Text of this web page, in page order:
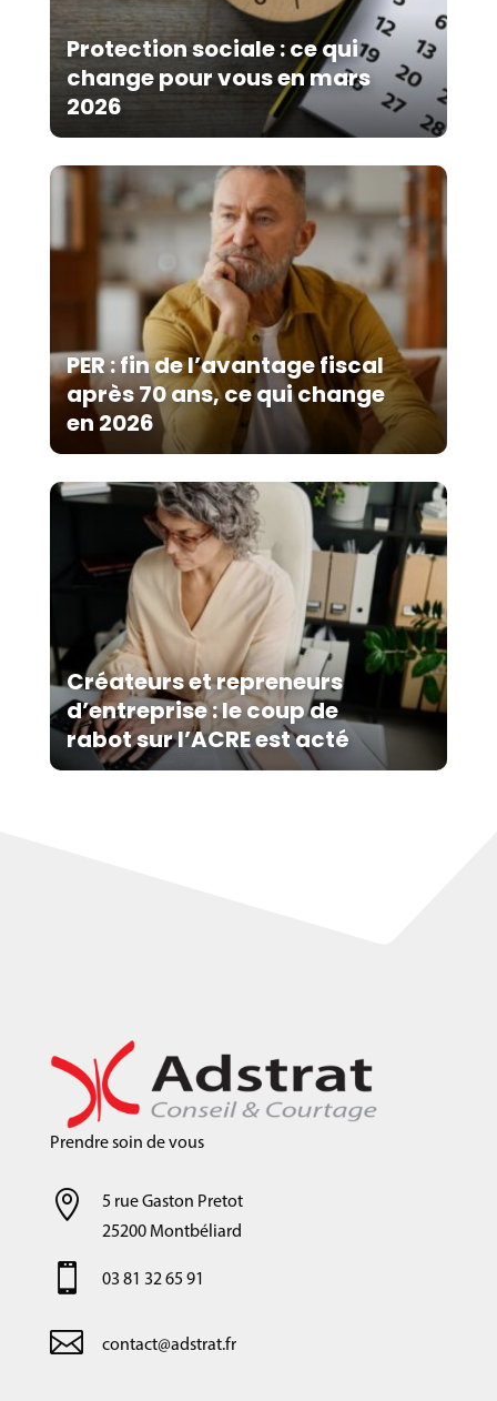
Protection sociale : ce qui
change pour vous en mars
2026
PER : fin de l’avantage fiscal
après 70 ans, ce qui change
en 2026
Créateurs et repreneurs
d’entreprise : le coup de
rabot sur l’ACRE est acté
Prendre soin de vous

5 rue Gaston Pretot
25200 Montbéliard
 03 81 32 65 91
 contact@adstrat.fr